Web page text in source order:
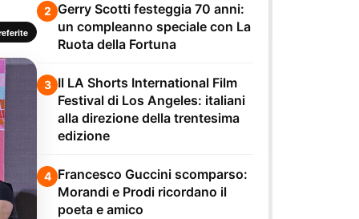
2 Gerry Scotti festeggia 70 anni:
un compleanno speciale con La
Ruota della Fortuna
3 Il LA Shorts International Film
Festival di Los Angeles: italiani
alla direzione della trentesima
edizione
4 Francesco Guccini scomparso:
Morandi e Prodi ricordano il
poeta e amico